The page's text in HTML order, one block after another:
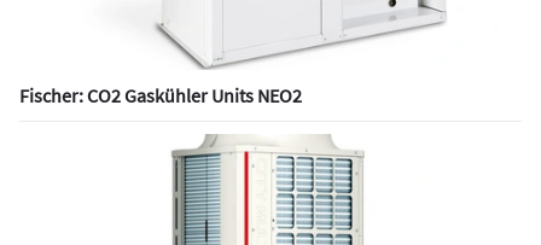
Fischer: CO2 Gaskühler Units NEO2